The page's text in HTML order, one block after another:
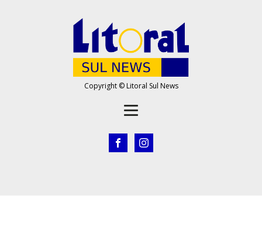
Copyright © Litoral Sul News